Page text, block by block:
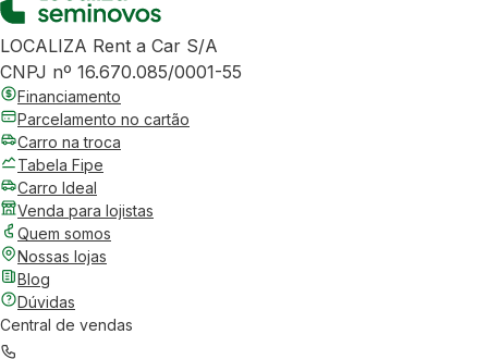
LOCALIZA Rent a Car S/A
CNPJ nº 16.670.085/0001-55
Financiamento
Parcelamento no cartão
Carro na troca
Tabela Fipe
Carro Ideal
Venda para lojistas
Quem somos
Nossas lojas
Blog
Dúvidas
Central de vendas